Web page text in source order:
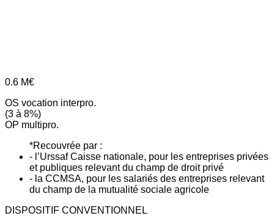
0.6 M€
OS vocation interpro.
(3 à 8%)
OP multipro.
*Recouvrée par :
- l’Urssaf Caisse nationale, pour les entreprises privées
et publiques relevant du champ de droit privé
- la CCMSA, pour les salariés des entreprises relevant
du champ de la mutualité sociale agricole
DISPOSITIF CONVENTIONNEL